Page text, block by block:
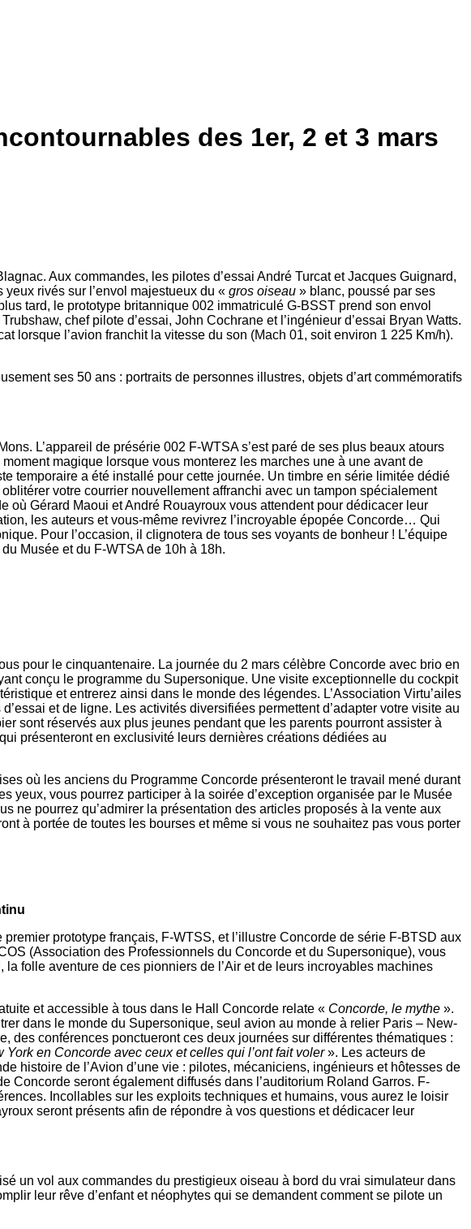
des 1er, 2 et 3 mars
Aux commandes, les pilotes d’essai André Turcat et Jacques Guignard,
rivés sur l’envol majestueux du « gros oiseau » blanc, poussé par ses
tard, le prototype britannique 002 immatriculé G-BSST prend son envol
chef pilote d’essai, John Cochrane et l’ingénieur d’essai Bryan Watts.
lorsque l’avion franchit la vitesse du son (Mach 01, soit environ 1 225 Km/h).
ses 50 ans : portraits de personnes illustres, objets d’art commémoratifs
L’appareil de présérie 002 F-WTSA s’est paré de ses plus beaux atours
magique lorsque vous monterez les marches une à une avant de
temporaire a été installé pour cette journée. Un timbre en série limitée dédié
votre courrier nouvellement affranchi avec un tampon spécialement
où Gérard Maoui et André Rouayroux vous attendent pour dédicacer leur
les auteurs et vous-même revivrez l’incroyable épopée Concorde… Qui
Pour l’occasion, il clignotera de tous ses voyants de bonheur ! L’équipe
Musée et du F-WTSA de 10h à 18h.
pour le cinquantenaire. La journée du 2 mars célèbre Concorde avec brio en
conçu le programme du Supersonique. Une visite exceptionnelle du cockpit
et entrerez ainsi dans le monde des légendes. L’Association Virtu’ailes
et de ligne. Les activités diversifiées permettent d’adapter votre visite au
sont réservés aux plus jeunes pendant que les parents pourront assister à
présenteront en exclusivité leurs dernières créations dédiées au
où les anciens du Programme Concorde présenteront le travail mené durant
yeux, vous pourrez participer à la soirée d’exception organisée par le Musée
ne pourrez qu’admirer la présentation des articles proposés à la vente aux
à portée de toutes les bourses et même si vous ne souhaitez pas vous porter
prototype français, F-WTSS, et l’illustre Concorde de série F-BTSD aux
(Association des Professionnels du Concorde et du Supersonique), vous
folle aventure de ces pionniers de l’Air et de leurs incroyables machines
et accessible à tous dans le Hall Concorde relate « Concorde, le mythe ».
dans le monde du Supersonique, seul avion au monde à relier Paris – New-
des conférences ponctueront ces deux journées sur différentes thématiques :
York en Concorde avec ceux et celles qui l’ont fait voler». Les acteurs de
histoire de l’Avion d’une vie : pilotes, mécaniciens, ingénieurs et hôtesses de
Concorde seront également diffusés dans l’auditorium Roland Garros. F-
Incollables sur les exploits techniques et humains, vous aurez le loisir
seront présents afin de répondre à vos questions et dédicacer leur
un vol aux commandes du prestigieux oiseau à bord du vrai simulateur dans
leur rêve d’enfant et néophytes qui se demandent comment se pilote un